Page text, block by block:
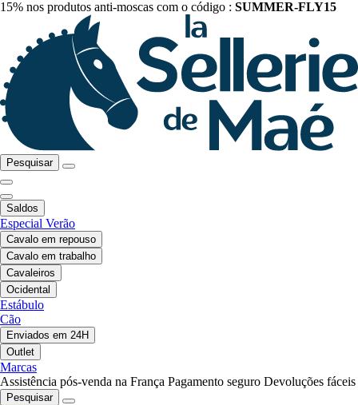
15% nos produtos anti-moscas com o código : SUMMER-FLY15
Pesquisar
Saldos
Especial Verão
Cavalo em repouso
Cavalo em trabalho
Cavaleiros
Ocidental
Estábulo
Cão
Enviados em 24H
Outlet
Marcas
Assistência pós-venda na França Pagamento seguro Devoluções fáceis
Pesquisar